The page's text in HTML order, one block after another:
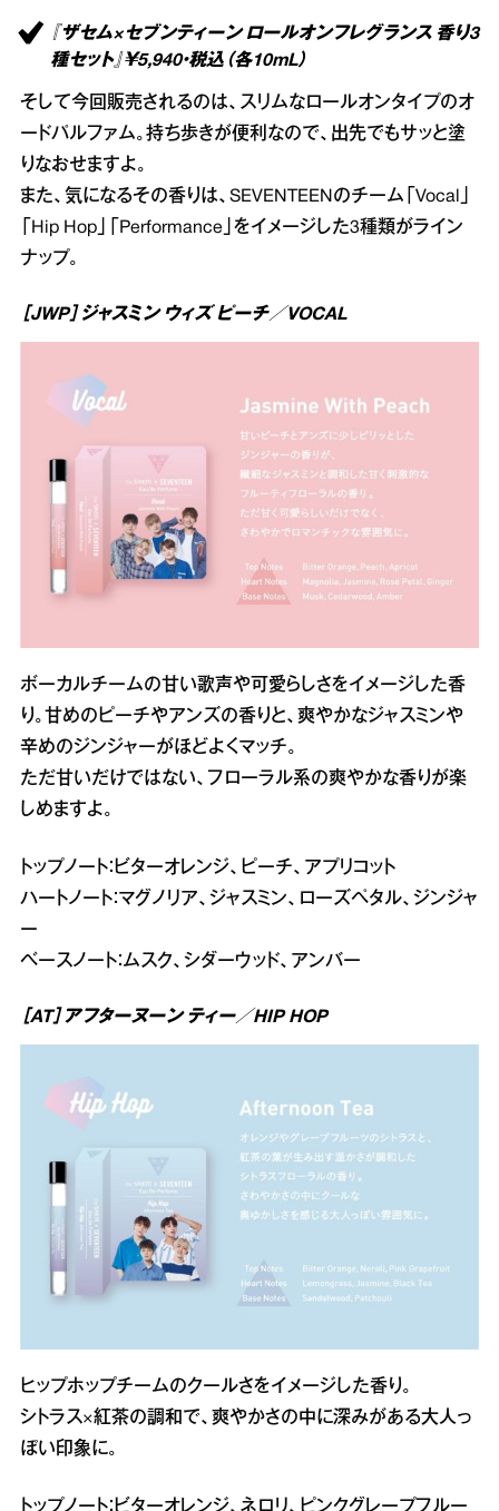
『ザセム×セブンティーン ロールオンフレグランス 香り3
種セット』￥5,940・税込（各10mL）
そして今回販売されるのは、スリムなロールオンタイプのオ
ードパルファム。持ち歩きが便利なので、出先でもサッと塗
りなおせますよ。
また、気になるその香りは、SEVENTEENのチーム「Vocal」
「Hip Hop」「Performance」をイメージした3種類がライン
ナップ。
［JWP］ジャスミン ウィズ ピーチ／VOCAL
ボーカルチームの甘い歌声や可愛らしさをイメージした香
り。甘めのピーチやアンズの香りと、爽やかなジャスミンや
辛めのジンジャーがほどよくマッチ。
ただ甘いだけではない、フローラル系の爽やかな香りが楽
しめますよ。
トップノート：ビターオレンジ、ピーチ、アプリコット
ハートノート：マグノリア、ジャスミン、ローズペタル、ジンジャ
ー
ベースノート：ムスク、シダーウッド、アンバー
［AT］アフターヌーン ティー／HIP HOP
ヒップホップチームのクールさをイメージした香り。
シトラス×紅茶の調和で、爽やかさの中に深みがある大人っ
ぽい印象に。